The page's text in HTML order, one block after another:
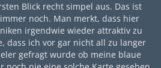
Blick recht simpel aus. Das ist
noch. Man merkt, dass hier
irgendwie wieder attraktiv zu
dass ich vor gar nicht all zu langer
gefragt wurde ob meine blaue